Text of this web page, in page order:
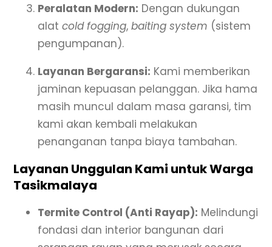
Peralatan Modern: Dengan dukungan
alatcold fogging,baiting system (sistem
pengumpanan).
Layanan Bergaransi: Kami memberikan
jaminan kepuasan pelanggan. Jika hama
masih muncul dalam masa garansi, tim
kami akan kembali melakukan
penanganan tanpa biaya tambahan.
Layanan Unggulan Kami untuk Warga
Tasikmalaya
Termite Control (Anti Rayap): Melindungi
fondasi dan interior bangunan dari